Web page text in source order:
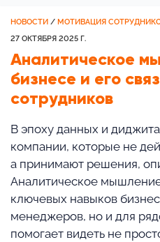
НОВОСТИ / МОТИВАЦИЯ
27 ОКТЯБРЯ 2025 Г.
Аналитическое
бизнесе и его
сотрудников
В эпоху данных и
компании, которые не
а принимают решения,
Аналитическое
ключевых навыков
менеджеров, но и для
помогает видеть не